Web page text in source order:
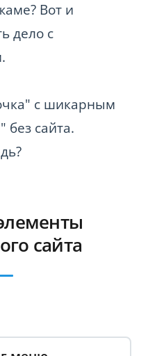
Вот и
дело с
с шикарным
без сайта.
сайта